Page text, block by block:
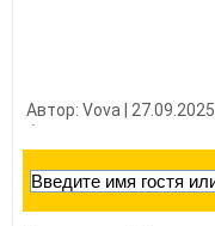
Автор: Vova | 27.09.2025